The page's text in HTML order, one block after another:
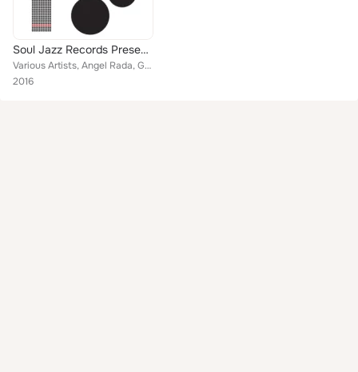
Soul Jazz Records Presents Venezuela 70: Cosmic Visions of a Latin American Earth: Venezuelan Experimental Rock in the 1970S
Various Artists, Angel Rada, Grupo C.I.M., Pablo Schneider, Miguel Angel Fuster, Fernando Yvosky, Apocalipsis, Aldemaro Romero, ...
2016